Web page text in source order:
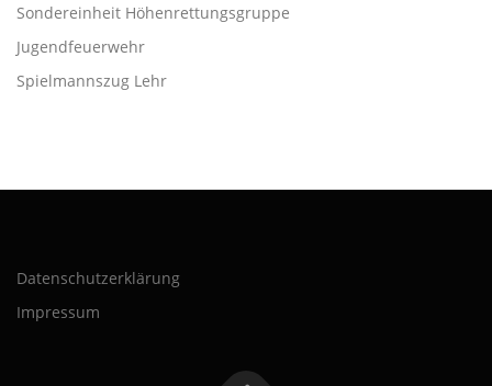
Sondereinheit Höhenrettungsgruppe
Jugendfeuerwehr
Spielmannszug Lehr
Datenschutzerklärung
Impressum